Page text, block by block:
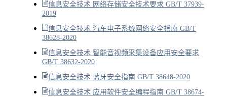
信息安全技术 网络存储安全技术要求 GB/T 37939-
2019
信息安全技术 汽车电子系统网络安全指南 GB/T
38628-2020
信息安全技术 智能音视频采集设备应用安全要求
GB/T 38632-2020
信息安全技术 蓝牙安全指南 GB/T 38648-2020
信息安全技术 应用软件安全编程指南 GB/T 38674-